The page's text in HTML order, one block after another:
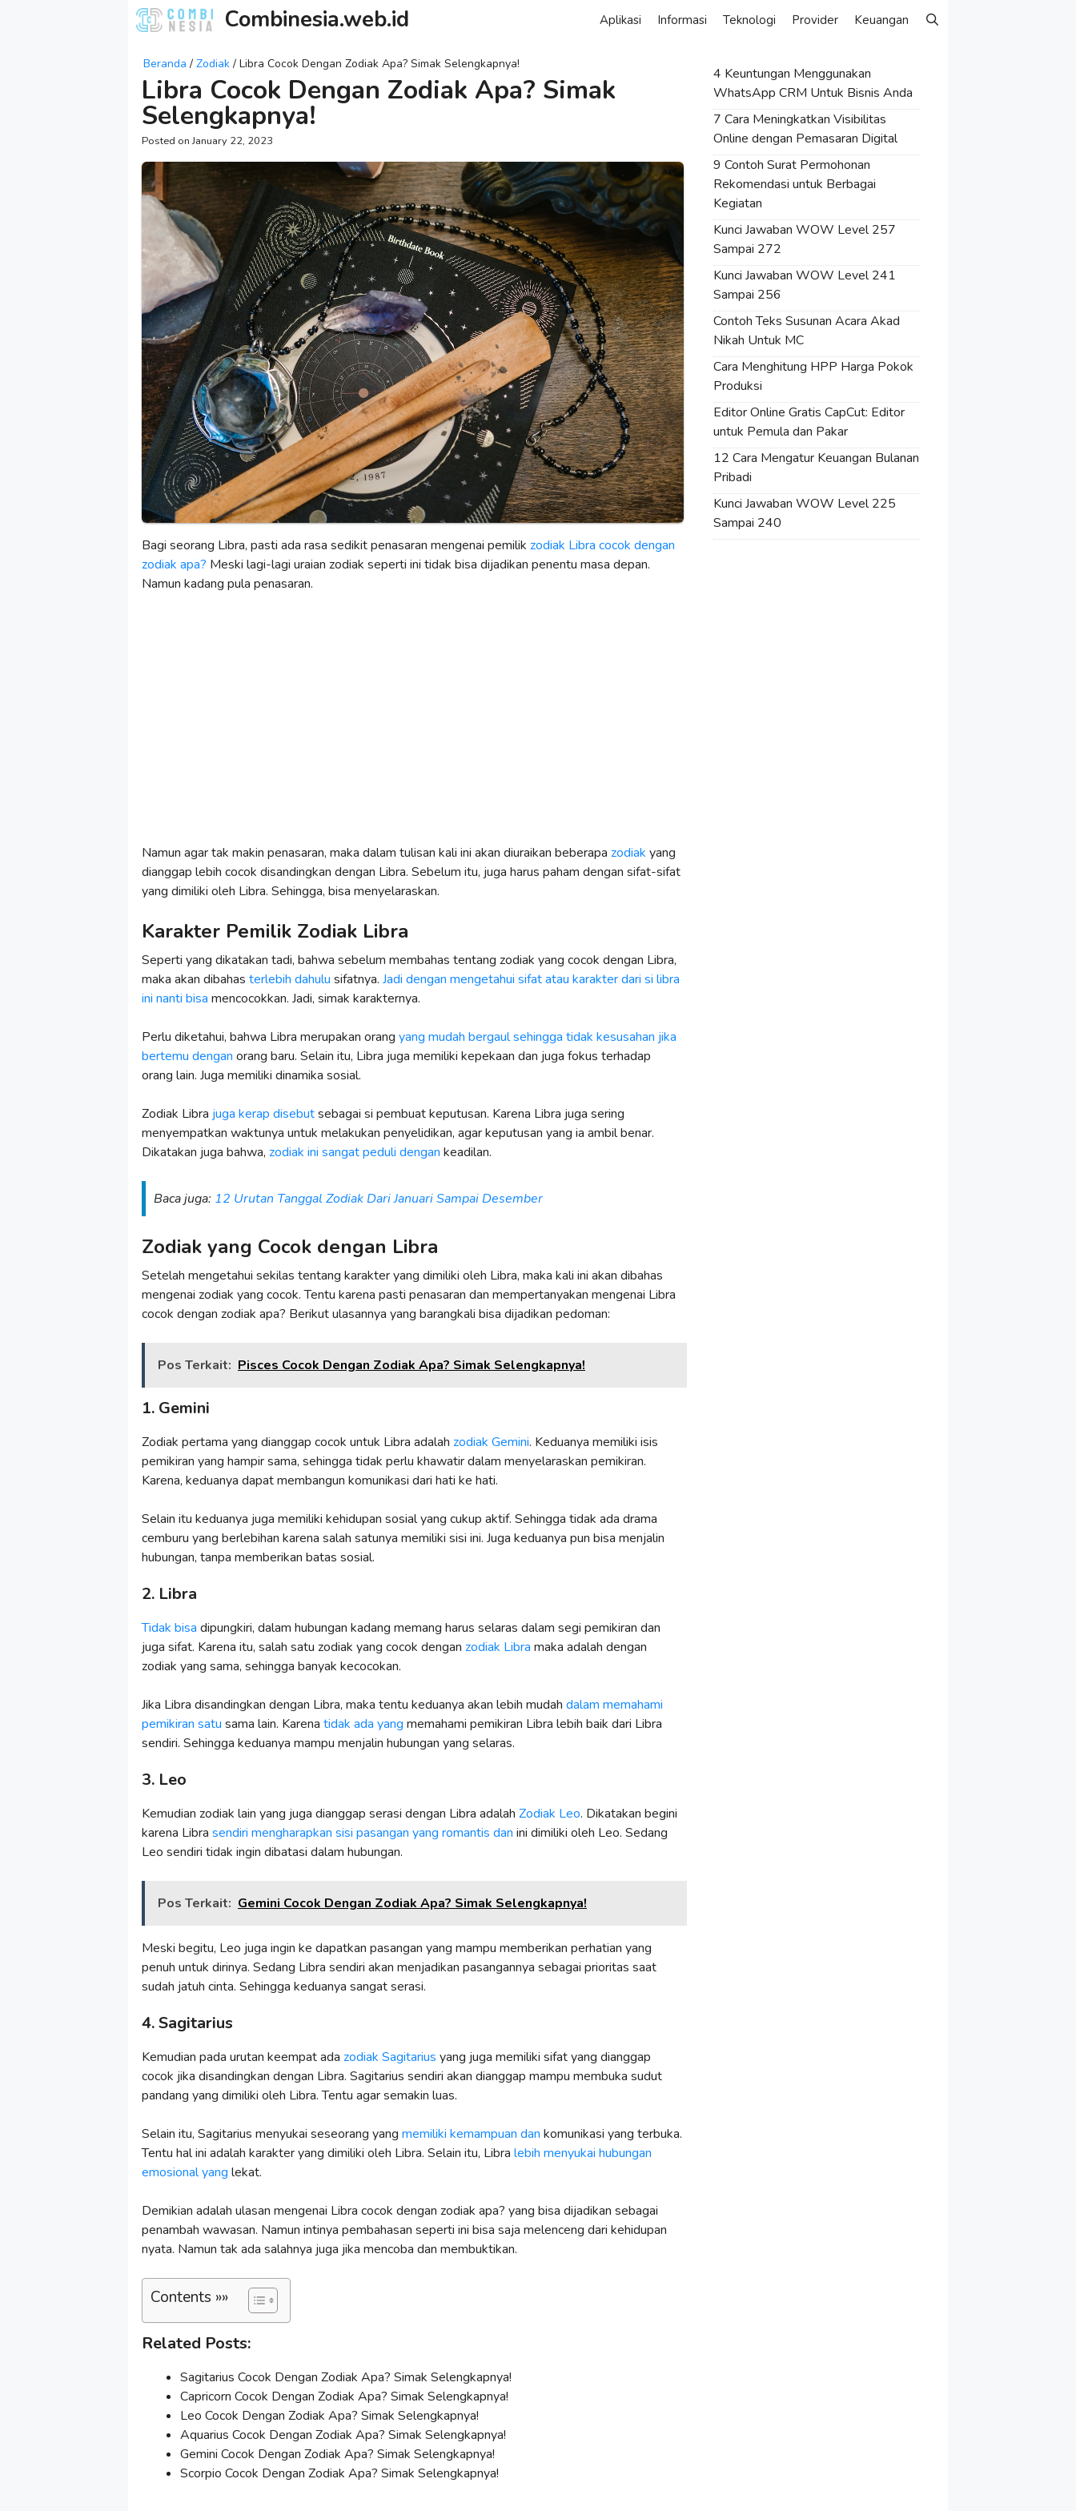
Combinesia.web.id Aplikasi Informasi Teknologi Provider Keuangan
Beranda / Zodiak / Libra Cocok Dengan Zodiak Apa? Simak Selengkapnya!
Libra Cocok Dengan Zodiak Apa? Simak
Selengkapnya!
January 22, 2023
Bagi seorang Libra, pasti ada rasa sedikit penasaran mengenai pemilik zodiak Libra cocok dengan
zodiak apa? Meski lagi-lagi uraian zodiak seperti ini tidak bisa dijadikan penentu masa depan.
Namun kadang pula penasaran.
Namun agar tak makin penasaran, maka dalam tulisan kali ini akan diuraikan beberapa zodiak yang
dianggap lebih cocok disandingkan dengan Libra. Sebelum itu, juga harus paham dengan sifat-sifat
yang dimiliki oleh Libra. Sehingga, bisa menyelaraskan.
Karakter Pemilik Zodiak Libra
Seperti yang dikatakan tadi, bahwa sebelum membahas tentang zodiak yang cocok dengan Libra,
maka akan dibahas terlebih dahulu sifatnya. Jadi dengan mengetahui sifat atau karakter dari si libra
ini nanti bisa mencocokkan. Jadi, simak karakternya.
Perlu diketahui, bahwa Libra merupakan orang yang mudah bergaul sehingga tidak kesusahan jika
bertemu dengan orang baru. Selain itu, Libra juga memiliki kepekaan dan juga fokus terhadap
orang lain. Juga memiliki dinamika sosial.
Zodiak Libra juga kerap disebutsebagai si pembuat keputusan. Karena Libra juga sering
menyempatkan waktunya untuk melakukan penyelidikan, agar keputusan yang ia ambil benar.
Dikatakan juga bahwa, zodiak ini sangat peduli dengan keadilan.
Baca juga: 12 Urutan Tanggal Zodiak Dari Januari Sampai Desember
Zodiak yang Cocok dengan Libra
Setelah mengetahui sekilas tentang karakter yang dimiliki oleh Libra, maka kali ini akan dibahas
mengenai zodiak yang cocok. Tentu karena pasti penasaran dan mempertanyakan mengenai Libra
cocok dengan zodiak apa? Berikut ulasannya yang barangkali bisa dijadikan pedoman:
Pos Terkait: Pisces Cocok Dengan Zodiak Apa? Simak Selengkapnya!
1. Gemini
Zodiak pertama yang dianggap cocok untuk Libra adalah zodiak Gemini. Keduanya memiliki isis
pemikiran yang hampir sama, sehingga tidak perlu khawatir dalam menyelaraskan pemikiran.
Karena, keduanya dapat membangun komunikasi dari hati ke hati.
Selain itu keduanya juga memiliki kehidupan sosial yang cukup aktif. Sehingga tidak ada drama
cemburu yang berlebihan karena salah satunya memiliki sisi ini. Juga keduanya pun bisa menjalin
hubungan, tanpa memberikan batas sosial.
2. Libra
Tidak bisa dipungkiri, dalam hubungan kadang memang harus selaras dalam segi pemikiran dan
juga sifat. Karena itu, salah satu zodiak yang cocok dengan zodiak Libra maka adalah dengan
zodiak yang sama, sehingga banyak kecocokan.
Jika Libra disandingkan dengan Libra, maka tentu keduanya akan lebih mudah dalam memahami
pemikiran satu sama lain. Karena tidak ada yang memahami pemikiran Libra lebih baik dari Libra
sendiri. Sehingga keduanya mampu menjalin hubungan yang selaras.
3. Leo
Kemudian zodiak lain yang juga dianggap serasi dengan Libra adalah Zodiak Leo. Dikatakan begini
karena Libra sendiri mengharapkan sisi pasangan yang romantis dan ini dimiliki oleh Leo. Sedang
Leo sendiri tidak ingin dibatasi dalam hubungan.
Pos Terkait: Gemini Cocok Dengan Zodiak Apa? Simak Selengkapnya!
Meski begitu, Leo juga ingin ke dapatkan pasangan yang mampu memberikan perhatian yang
penuh untuk dirinya. Sedang Libra sendiri akan menjadikan pasangannya sebagai prioritas saat
sudah jatuh cinta. Sehingga keduanya sangat serasi.
4. Sagitarius
Kemudian pada urutan keempat ada zodiak Sagitarius yang juga memiliki sifat yang dianggap
cocok jika disandingkan dengan Libra. Sagitarius sendiri akan dianggap mampu membuka sudut
pandang yang dimiliki oleh Libra. Tentu agar semakin luas.
Selain itu, Sagitarius menyukai seseorang yang memiliki kemampuan dan komunikasi yang terbuka.
Tentu hal ini adalah karakter yang dimiliki oleh Libra. Selain itu, Libra lebih menyukai hubungan
emosional yang lekat.
Demikian adalah ulasan mengenai Libra cocok dengan zodiak apa? yang bisa dijadikan sebagai
penambah wawasan. Namun intinya pembahasan seperti ini bisa saja melenceng dari kehidupan
nyata. Namun tak ada salahnya juga jika mencoba dan membuktikan.
Contents »»
Related Posts:
Sagitarius Cocok Dengan Zodiak Apa? Simak Selengkapnya!
Capricorn Cocok Dengan Zodiak Apa? Simak Selengkapnya!
Leo Cocok Dengan Zodiak Apa? Simak Selengkapnya!
Aquarius Cocok Dengan Zodiak Apa? Simak Selengkapnya!
Gemini Cocok Dengan Zodiak Apa? Simak Selengkapnya!
Scorpio Cocok Dengan Zodiak Apa? Simak Selengkapnya!
4 Keuntungan Menggunakan
WhatsApp CRM Untuk Bisnis Anda
7 Cara Meningkatkan Visibilitas
Online dengan Pemasaran Digital
9 Contoh Surat Permohonan
Rekomendasi untuk Berbagai
Kegiatan
Kunci Jawaban WOW Level 257
Sampai 272
Kunci Jawaban WOW Level 241
Sampai 256
Contoh Teks Susunan Acara Akad
Nikah Untuk MC
Cara Menghitung HPP Harga Pokok
Produksi
Editor Online Gratis CapCut: Editor
untuk Pemula dan Pakar
12 Cara Mengatur Keuangan Bulanan
Pribadi
Kunci Jawaban WOW Level 225
Sampai 240